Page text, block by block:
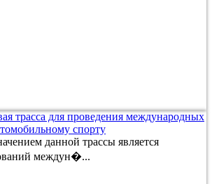
трасса для проведения международных
спорту
данной трассы является
междун�...